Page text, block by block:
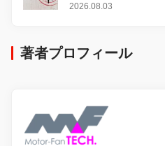
2026.08.03
著者プロフィール